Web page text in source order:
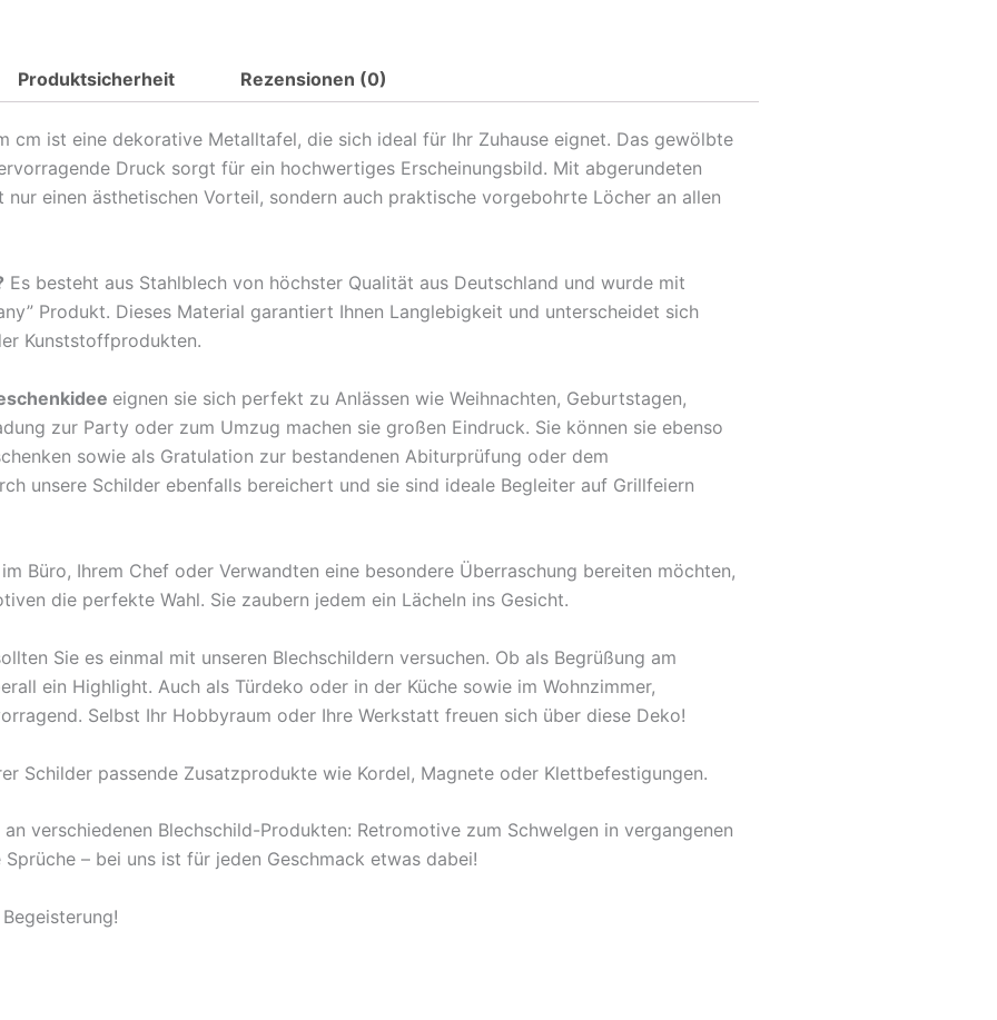
Spruch
ist
wie
es
es
wird
Metall
Blechschild
Menge
Produktsicherheit Rezensionen (0)
ist eine dekorative Metalltafel, die sich ideal für Ihr Zuhause eignet. Das gewölbte
Druck sorgt für ein hochwertiges Erscheinungsbild. Mit abgerundeten
einen ästhetischen Vorteil, sondern auch praktische vorgebohrte Löcher an allen
Es besteht aus Stahlblech von höchster Qualität aus Deutschland und wurde mit
Produkt. Dieses Material garantiert Ihnen Langlebigkeit und unterscheidet sich
Kunststoffprodukten.
eignen sie sich perfekt zu Anlässen wie Weihnachten, Geburtstagen,
zur Party oder zum Umzug machen sie großen Eindruck. Sie können sie ebenso
sowie als Gratulation zur bestandenen Abiturprüfung oder dem
unsere Schilder ebenfalls bereichert und sie sind ideale Begleiter auf Grillfeiern
Büro, Ihrem Chef oder Verwandten eine besondere Überraschung bereiten möchten,
die perfekte Wahl. Sie zaubern jedem ein Lächeln ins Gesicht.
Sie es einmal mit unseren Blechschildern versuchen. Ob als Begrüßung am
ein Highlight. Auch als Türdeko oder in der Küche sowie im Wohnzimmer,
Selbst Ihr Hobbyraum oder Ihre Werkstatt freuen sich über diese Deko!
Schilder passende Zusatzprodukte wie Kordel, Magnete oder Klettbefestigungen.
verschiedenen Blechschild-Produkten: Retromotive zum Schwelgen in vergangenen
– bei uns ist für jeden Geschmack etwas dabei!